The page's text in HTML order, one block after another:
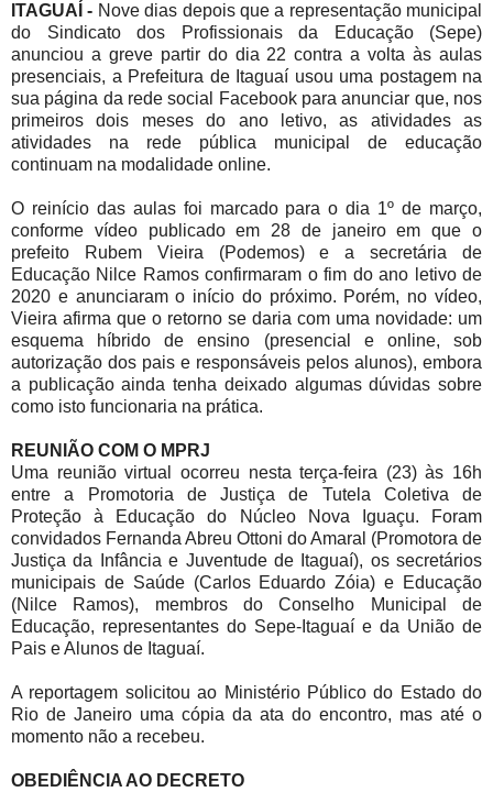
ITAGUAÍ - Nove dias depois que a representação municipal
do Sindicato dos Profissionais da Educação (Sepe)
anunciou a greve partir do dia 22 contra a volta às aulas
presenciais, a Prefeitura de Itaguaí usou uma postagem na
sua página da rede social Facebook para anunciar que, nos
primeiros dois meses do ano letivo, as atividades as
atividades na rede pública municipal de educação
continuam na modalidade online.
O reinício das aulas foi marcado para o dia 1º de março,
conforme vídeo publicado em 28 de janeiro em que o
prefeito Rubem Vieira (Podemos) e a secretária de
Educação Nilce Ramos confirmaram o fim do ano letivo de
2020 e anunciaram o início do próximo. Porém, no vídeo,
Vieira afirma que o retorno se daria com uma novidade: um
esquema híbrido de ensino (presencial e online, sob
autorização dos pais e responsáveis pelos alunos), embora
a publicação ainda tenha deixado algumas dúvidas sobre
como isto funcionaria na prática.
REUNIÃO COM O MPRJ
Uma reunião virtual ocorreu nesta terça-feira (23) às 16h
entre a Promotoria de Justiça de Tutela Coletiva de
Proteção à Educação do Núcleo Nova Iguaçu. Foram
convidados Fernanda Abreu Ottoni do Amaral (Promotora de
Justiça da Infância e Juventude de Itaguaí), os secretários
municipais de Saúde (Carlos Eduardo Zóia) e Educação
(Nilce Ramos), membros do Conselho Municipal de
Educação, representantes do Sepe-Itaguaí e da União de
Pais e Alunos de Itaguaí.
A reportagem solicitou ao Ministério Público do Estado do
Rio de Janeiro uma cópia da ata do encontro, mas até o
momento não a recebeu.
OBEDIÊNCIA AO DECRETO